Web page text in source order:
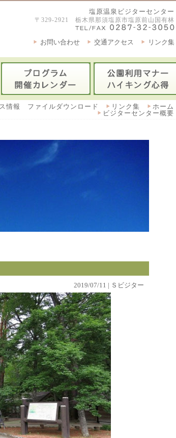
塩原温泉ビジターセンター
〒329-2921 栃木県那須塩原市塩原前山国有林
リンク集
交通アクセス
お問い合わせ
ホーム
リンク集
情報 ファイルダウンロード
ビジターセンター概要
2019/07/11 | Ｓビジター